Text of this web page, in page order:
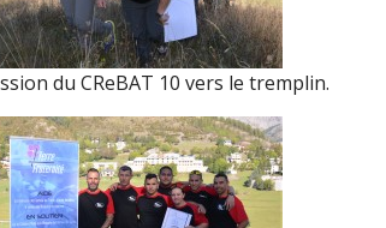
du CReBAT 10 vers le tremplin.